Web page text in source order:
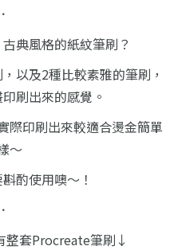
．
典風格的紙紋筆刷？
以及2種比較素雅的筆刷，
刷出來的感覺。
際印刷出來較適合燙金簡單
～
酌使用噢～！
．
整套Procreate筆刷↓